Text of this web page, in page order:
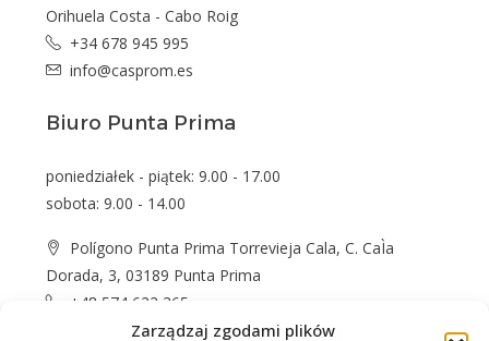
Zarządzaj zgodami plików
Orihuela Costa - Cabo Roig
+34 678 945 995
info@casprom.es
Biuro Punta Prima
poniedziałek - piątek: 9.00 - 17.00
sobota: 9.00 - 14.00
Polígono Punta Prima Torrevieja Cala, C. CaÌa
Dorada, 3, 03189 Punta Prima
+48 574 622 365
info@casprom.es